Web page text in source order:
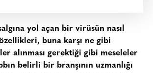
yol açan bir virüsün nasıl
özellikleri, buna karşı ne gibi
alınması gerektiği gibi meseleler
belirli bir branşının uzmanlığı